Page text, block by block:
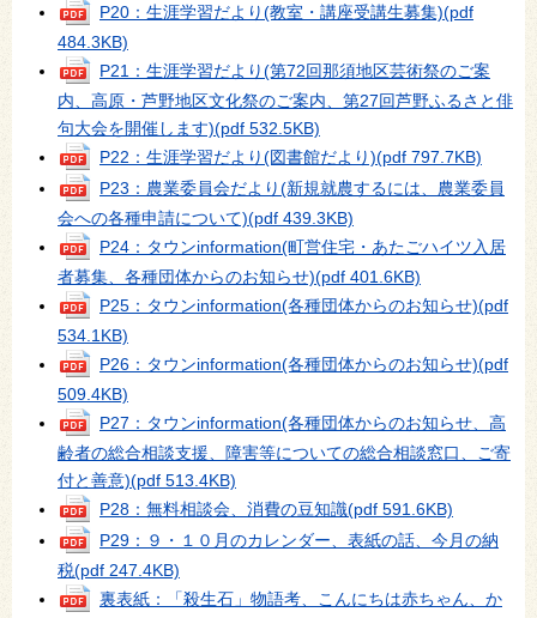
P20：生涯学習だより(教室・講座受講生募集)(pdf
484.3KB)
P21：生涯学習だより(第72回那須地区芸術祭のご案
内、高原・芦野地区文化祭のご案内、第27回芦野ふるさと俳
句大会を開催します)(pdf 532.5KB)
P22：生涯学習だより(図書館だより)(pdf 797.7KB)
P23：農業委員会だより(新規就農するには、農業委員
会への各種申請について)(pdf 439.3KB)
P24：タウンinformation(町営住宅・あたごハイツ入居
者募集、各種団体からのお知らせ)(pdf 401.6KB)
P25：タウンinformation(各種団体からのお知らせ)(pdf
534.1KB)
P26：タウンinformation(各種団体からのお知らせ)(pdf
509.4KB)
P27：タウンinformation(各種団体からのお知らせ、高
齢者の総合相談支援、障害等についての総合相談窓口、ご寄
付と善意)(pdf 513.4KB)
P28：無料相談会、消費の豆知識(pdf 591.6KB)
P29：９・１０月のカレンダー、表紙の話、今月の納
税(pdf 247.4KB)
裏表紙：「殺生石」物語考、こんにちは赤ちゃん、か